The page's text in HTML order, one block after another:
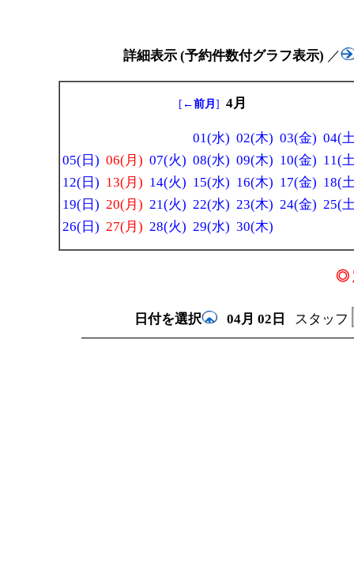
詳細表示 (予約件数付グラフ表示) ／
[ ←前月 ] 4月
01(水) 02(木) 03(金) 04(
05(日) 06(月) 07(火) 08(水) 09(木) 10(金) 11(
12(日) 13(月) 14(火) 15(水) 16(木) 17(金) 18(
19(日) 20(月) 21(火) 22(水) 23(木) 24(金) 25(
26(日) 27(月) 28(火) 29(水) 30(木)
◎
日付を選択 04月 02日 スタッフ